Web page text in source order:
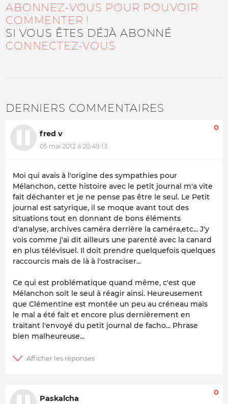
ABONNEZ-VOUS POUR POUVOIR
COMMENTER !
SI VOUS ÊTES DÉJÀ ABONNÉ
CONNECTEZ-VOUS
DERNIERS COMMENTAIRES
fred v
05 mai 2012 à 20:49:13
0
Moi qui avais à l'origine des sympathies pour
Mélanchon, cette histoire avec le petit journal m'a vite
fait déchanter et je ne pense pas être le seul. Le Petit
journal est satyrique, il se moque avant tout des
situations tout en donnant de bons éléments
d'analyse, archives caméra derrière la caméra,etc... J'y
vois comme j'ai dit ailleurs une parenté avec la canard
en plus télévisuel. Il doit prendre quelquefois quelques
raccourcis mais de là à l'ostraciser...
Ce qui est problématique quand même, c'est que
Mélanchon soit le seul à réagir ainsi. Heureusement
que Clémentine est montée un peu au créneau mais
le mal a été fait et encore plus dernièrement en
traitant l'envoyé du petit journal de facho... Phrase
bien malheureuse...
Paskalcha
0